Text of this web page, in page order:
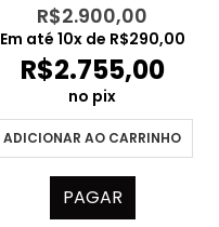
R$2.900,00
Em até 10x de R$290,00
R$2.755,00
no pix
ADICIONAR AO CARRINHO
PAGAR